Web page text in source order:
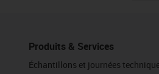
Produits & Services
Échantillons et journées